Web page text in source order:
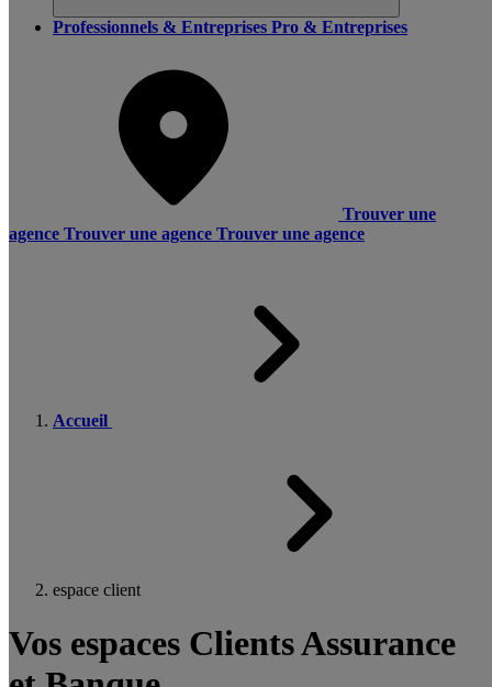
Professionnels & Entreprises Pro & Entreprises
Trouver une
agence Trouver une agence Trouver une agence
Accueil
espace client
Vos espaces Clients Assurance